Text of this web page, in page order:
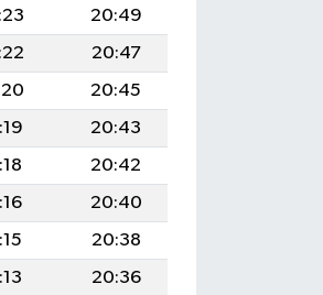
20:49
20:47
20:45
20:43
20:42
20:40
20:38
20:36